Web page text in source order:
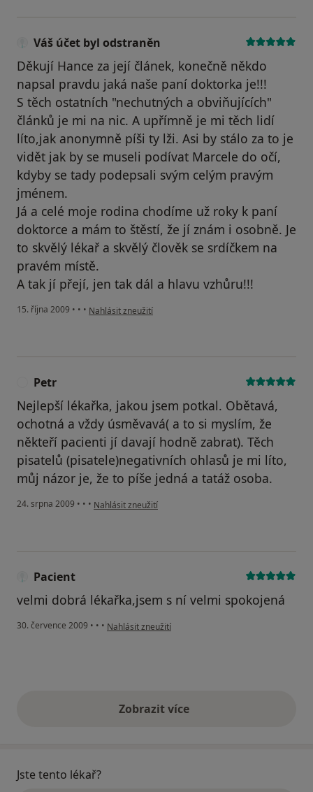
Váš účet byl odstraněn
Děkují Hance za její článek, konečně někdo
napsal pravdu jaká naše paní doktorka je!!!
S těch ostatních "nechutných a obviňujících"
článků je mi na nic. A upřímně je mi těch lidí
líto,jak anonymně píši ty lži. Asi by stálo za to je
vidět jak by se museli podívat Marcele do očí,
kdyby se tady podepsali svým celým pravým
jménem.
Já a celé moje rodina chodíme už roky k paní
doktorce a mám to štěstí, že jí znám i osobně. Je
to skvělý lékař a skvělý člověk se srdíčkem na
pravém místě.
A tak jí přejí, jen tak dál a hlavu vzhůru!!!
15. října 2009 • • • podle názoru uživatele Váš účet byl odstraněn
Nahlásit zneužití
Petr
Nejlepší lékařka, jakou jsem potkal. Obětavá,
ochotná a vždy úsměvavá( a to si myslím, že
někteří pacienti jí davají hodně zabrat). Těch
pisatelů (pisatele)negativních ohlasů je mi líto,
můj názor je, že to píše jedná a tatáž osoba.
24. srpna 2009 • • • podle názoru uživatele Petr
Nahlásit zneužití
Pacient
velmi dobrá lékařka,jsem s ní velmi spokojená
30. července 2009 • • • podle názoru uživatele Pacient
Nahlásit zneužití
Zobrazit vícevýše uvedené názory
Jste tento lékař?